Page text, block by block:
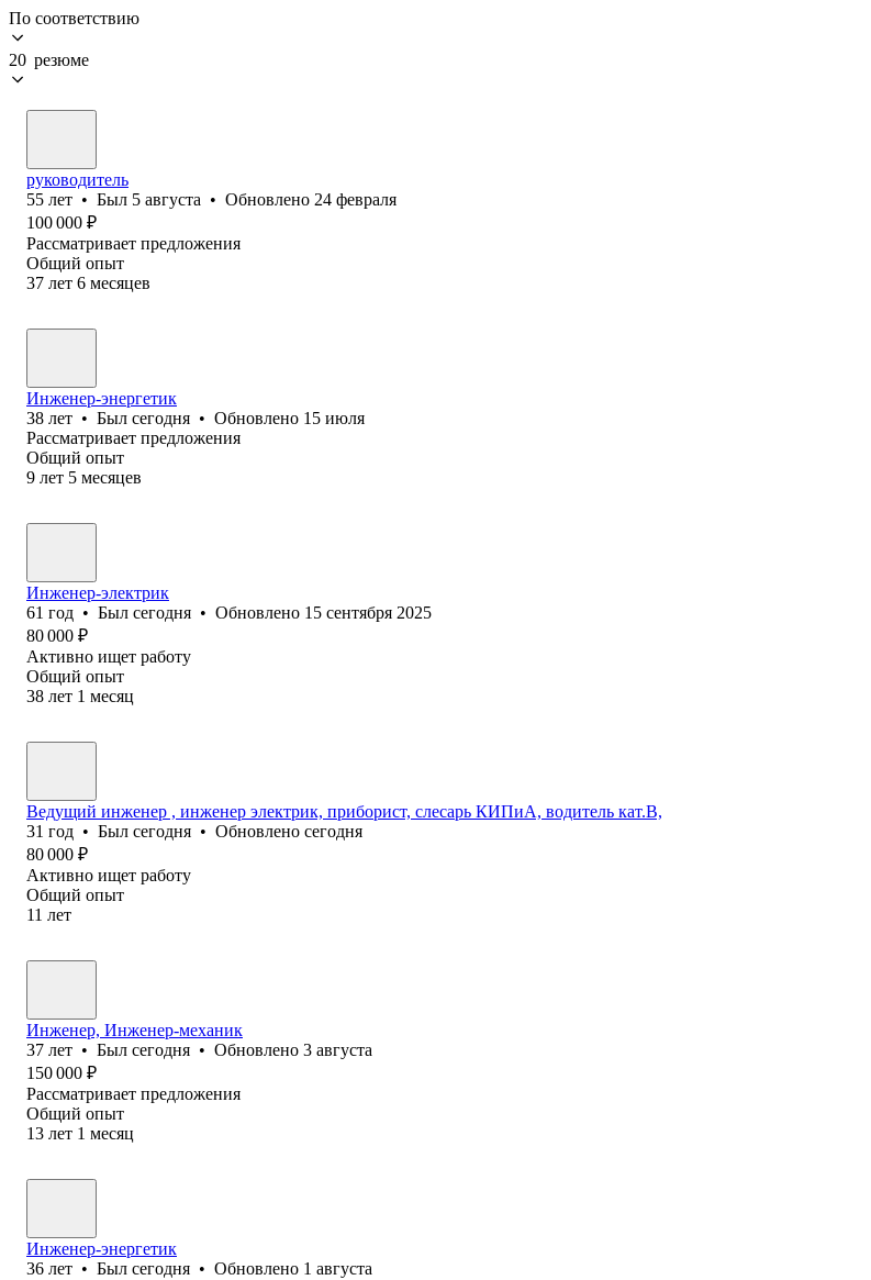
По соответствию
20 резюме
руководитель
55 лет • Был 5 августа • Обновлено 24 февраля
100 000 ₽
Рассматривает предложения
Общий опыт
37 лет 6 месяцев
Инженер-энергетик
38 лет • Был сегодня • Обновлено 15 июля
Рассматривает предложения
Общий опыт
9 лет 5 месяцев
Инженер-электрик
61 год • Был сегодня • Обновлено 15 сентября 2025
80 000 ₽
Активно ищет работу
Общий опыт
38 лет 1 месяц
Ведущий инженер , инженер электрик, приборист, слесарь КИПиА, водитель кат.В,
31 год • Был сегодня • Обновлено сегодня
80 000 ₽
Активно ищет работу
Общий опыт
11 лет
Инженер, Инженер-механик
37 лет • Был сегодня • Обновлено 3 августа
150 000 ₽
Рассматривает предложения
Общий опыт
13 лет 1 месяц
Инженер-энергетик
36 лет • Был сегодня • Обновлено 1 августа